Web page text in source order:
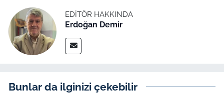
EDITÖR HAKKINDA
Erdoğan Demir
Bunlar da ilginizi çekebilir
İş Dünyası
Bilim Teknoloji
English News
Canlı Maç